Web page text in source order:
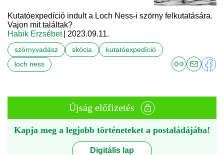
Kutatóexpedíció indult a Loch Ness-i szörny felkutatására.
Vajon mit találtak?
Habik Erzsébet
| 2023.09.11.
szörnyvadász skócia
kutatóexpedíció
loch ness
Újság előfizetés
Kapja meg a legjobb történeteket a postaládájába!
Digitális lap